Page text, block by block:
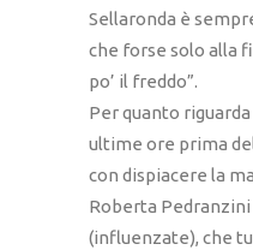
Sellaronda è
che forse solo alla
po’ il freddo”.
Per quanto
ultime ore prima
con dispiacere la
Roberta
(influenzate), che